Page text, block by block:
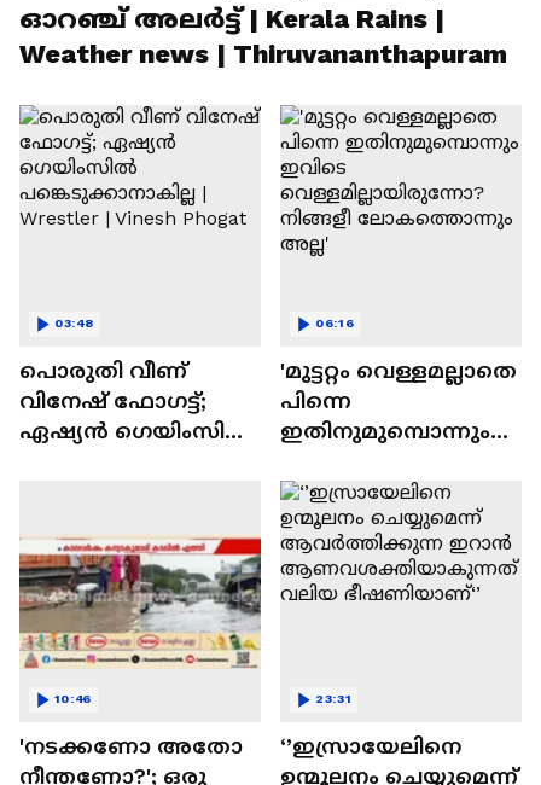
ഓറഞ്ച് അലര്‍ട്ട് | Kerala Rains |
Weather news | Thiruvananthapuram
പൊരുതി വീണ്
വിനേഷ് ഫോഗട്ട്;
ഏഷ്യൻ ഗെയിംസിൽ
03:48
'മുട്ടറ്റം വെള്ളമല്ലാതെ
പിന്നെ
ഇതിനുമുമ്പൊന്നും
വെള്ളമില്ലായിരുന്നോ
?നിങ്ങളീ
ലോകത്തൊന്നും
അല്ല'
06:16
'നടക്കണോ അതോ
നീന്തണോ?'; ഒരു
10:46
‘’ഇസ്രായേലിനെ
ഉന്മൂലനം ചെയ്യുമെന്ന്
23:31